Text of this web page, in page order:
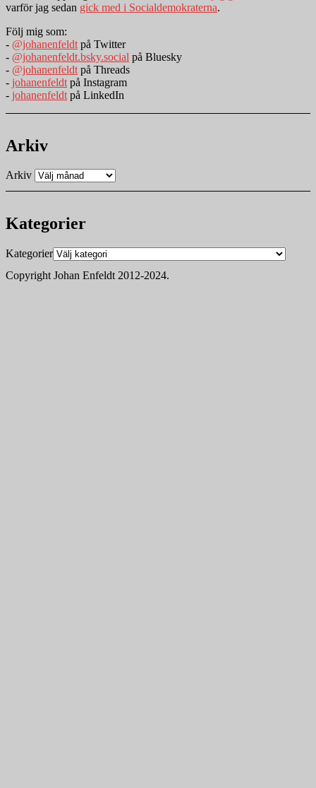
varför jag sedan gick med i Socialdemokraterna.
Följ mig som:
- @johanenfeldt på Twitter
- @johanenfeldt.bsky.social på Bluesky
- @johanenfeldt på Threads
- johanenfeldt på Instagram
- johanenfeldt på LinkedIn
Arkiv
Arkiv
Kategorier
Kategorier
Copyright Johan Enfeldt 2012-2024.